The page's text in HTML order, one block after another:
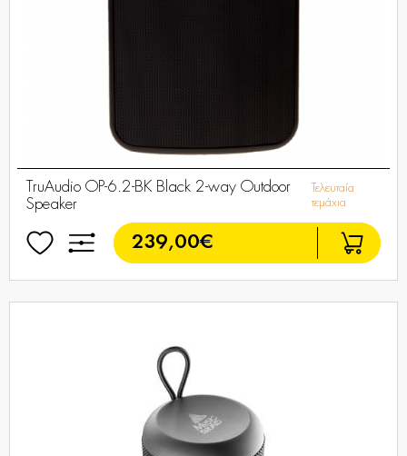
TruAudio OP-6.2-BK Black 2-way Outdoor
Speaker
Τελευταία
τεμάχια
239,00€